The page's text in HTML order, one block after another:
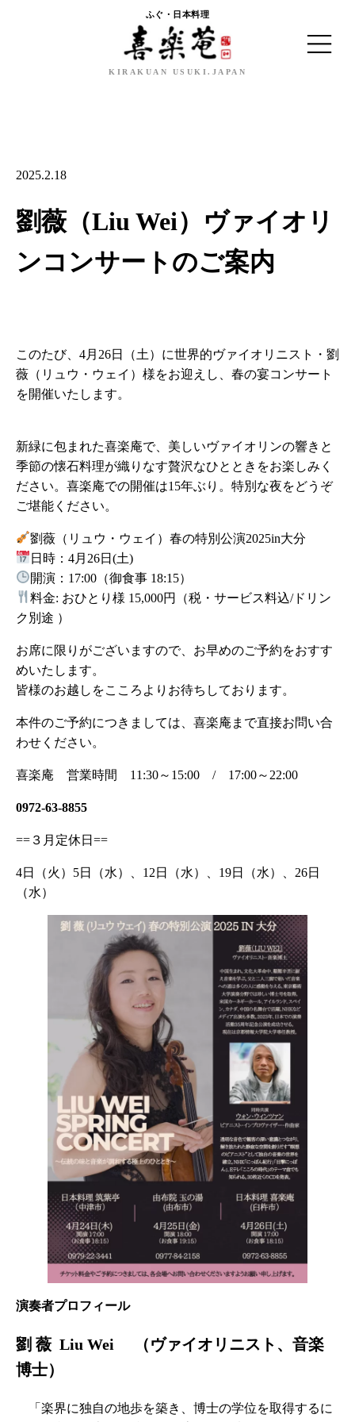
ふぐ・日本料理
KIRAKUAN USUKI.JAPAN
2025.2.18
劉薇（Liu Wei）ヴァイオリ
ンコンサートのご案内
このたび、4月26日（土）に世界的ヴァイオリニスト・劉
薇（リュウ・ウェイ）様をお迎えし、春の宴コンサート
を開催いたします。
新緑に包まれた喜楽庵で、美しいヴァイオリンの響きと
季節の懐石料理が織りなす贅沢なひとときをお楽しみく
ださい。喜楽庵での開催は15年ぶり。特別な夜をどうぞ
ご堪能ください。
劉薇（リュウ・ウェイ）春の特別公演2025in大分
日時：4月26日(土)
開演：17:00（御食事 18:15）
料金: おひとり様 15,000円（税・サービス料込/ドリン
ク別途 ）
お席に限りがございますので、お早めのご予約をおすす
めいたします。
皆様のお越しをこころよりお待ちしております。
本件のご予約につきましては、喜楽庵まで直接お問い合
わせください。
喜楽庵 営業時間 11:30～15:00 / 17:00～22:00
0972-63-8855
==３月定休日==
4日（火）5日（水）、12日（水）、19日（水）、26日
（水）
演奏者プロフィール
劉 薇 Liu Wei （ヴァイオリニスト、音楽
博士）
「楽界に独自の地歩を築き、博士の学位を取得するに